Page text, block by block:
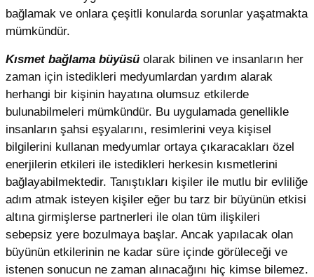
bağlamak ve onlara çeşitli konularda sorunlar yaşatmakta
mümkündür.
Kısmet bağlama büyüsü olarak bilinen ve insanların her
zaman için istedikleri medyumlardan yardım alarak
herhangi bir kişinin hayatına olumsuz etkilerde
bulunabilmeleri mümkündür. Bu uygulamada genellikle
insanların şahsi eşyalarını, resimlerini veya kişisel
bilgilerini kullanan medyumlar ortaya çıkaracakları özel
enerjilerin etkileri ile istedikleri herkesin kısmetlerini
bağlayabilmektedir. Tanıştıkları kişiler ile mutlu bir evliliğe
adım atmak isteyen kişiler eğer bu tarz bir büyünün etkisi
altına girmişlerse partnerleri ile olan tüm ilişkileri
sebepsiz yere bozulmaya başlar. Ancak yapılacak olan
büyünün etkilerinin ne kadar süre içinde görüleceği ve
istenen sonucun ne zaman alınacağını hiç kimse bilemez.